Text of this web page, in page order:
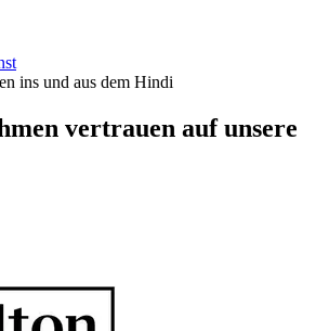
ins und aus dem Hindi
vertrauen auf unsere